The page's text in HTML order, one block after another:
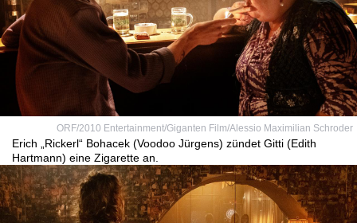
ORF/2010 Entertainment/Giganten Film/Alessio Maximilian Schroder
Erich „Rickerl“ Bohacek (Voodoo Jürgens) zündet Gitti (Edith
Hartmann) eine Zigarette an.